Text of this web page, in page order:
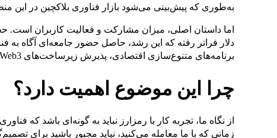
به‌طوری که پیش‌بینی می‌شود بازار فناوری بلاکچین در این منطقه در سال جاری
دلار فراتر رفته که این رشد، حاصل حضور جامعه‌ای آگاه به
برنامه‌های متنوع‌سازی اقتصادی، پذیرش زیرساخت‌های Web3 را در دنیای واقعی شتاب بخشیده‌اند.
چرا این موضوع اهمیت دارد؟
از نگاه ما، تجربه کار با رمزارز نباید به گونه‌ای باشد که
زمانی که با ما معامله می‌کنید، نباید مجبور باشید برای